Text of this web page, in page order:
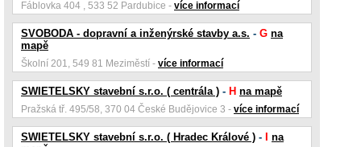
Fáblovka 404 , 533 52 Pardubice - více informací
SVOBODA - dopravní a inženýrské stavby a.s. - G na
mapě
Školní 201, 549 81 Meziměstí - více informací
SWIETELSKY stavební s.r.o. ( centrála ) - H na mapě
Pražská tř. 495/58, 370 04 České Budějovice 3 - více informací
SWIETELSKY stavební s.r.o. ( Hradec Králové ) -
na